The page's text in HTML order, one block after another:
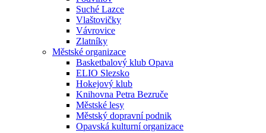
Suché Lazce
Vlaštovičky
Vávrovice
Zlatníky
Městské organizace
Basketbalový klub Opava
ELIO Slezsko
Hokejový klub
Knihovna Petra Bezruče
Městské lesy
Městský dopravní podnik
Opavská kulturní organizace